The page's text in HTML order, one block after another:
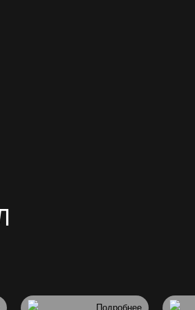
Подробнее